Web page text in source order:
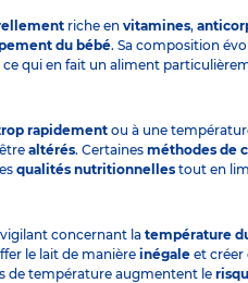
riche en vitamines,
du bébé. Sa composition
qui en fait un aliment
rapidement ou à une
altérés. Certaines méthodes de
qualités nutritionnelles tout en
concernant la température
le lait de manière inégale et créer
de température augmentent le